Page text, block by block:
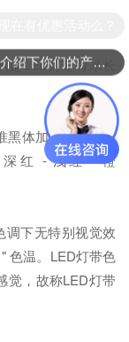
LED灯带每米长
黑体加热，LED灯
深红 - 浅红 - 橙
下无特别视觉效
色温。LED灯带色
觉，故称LED灯带
可以介绍下你们的产品么？